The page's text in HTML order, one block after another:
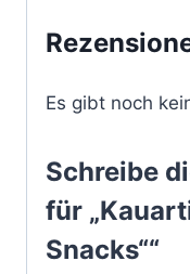
Es gibt noch
Schreibe
für
Snacks““